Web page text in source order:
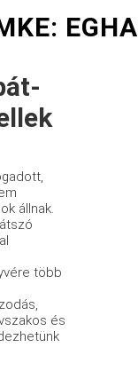
állnak.
több
és